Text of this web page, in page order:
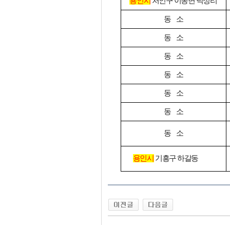
동 소
동 소
동 소
동 소
동 소
동 소
동 소
용인시 기흥구 하갈동